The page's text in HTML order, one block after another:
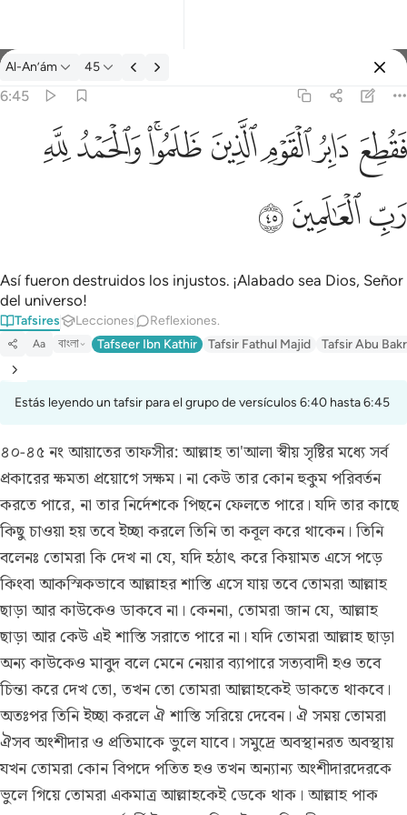
Tafsir: Al-An’ám 6:45
Al-An’ám 45
6:45
فقطع دابر القوم الذين ظلموا والحمد لله رب العالمين ٤٥
ٱلْقَوْمِ ٱلَّذِينَ ظَلَمُوا۟ ۚ وَٱلْحَمْدُ لِلَّهِ رَبِّ ٱلْعَـٰلَمِينَ ٤٥ﱁ ﱂﱃﱄﱅﱆﱇﱈ
ﱉﱊﱋ
Así fueron destruidos los injustos. ¡Alabado sea Dios, Señor
del universo!
Tafsires Lecciones Reflexiones.
Aa বাংলা Tafseer Ibn Kathir Tafsir Fathul Majid Tafsir Abu
Estás leyendo un tafsir para el grupo de versículos 6:40 hasta 6:45
৪০-৪৫ নং আয়াতের তাফসীর:আল্লাহ তা'আলা স্বীয় সৃষ্টির মধ্যে সর্ব
প্রকারের ক্ষমতা প্রয়োগে সক্ষম। না কেউ তার কোন হুকুম পরিবর্তন
করতে পারে, না তার নির্দেশকে পিছনে ফেলতে পারে। যদি তার কাছে
কিছু চাওয়া হয় তবে ইচ্ছা করলে তিনি তা কবূল করে থাকেন। তিনি
বলেনঃ তোমরা কি দেখ না যে, যদি হঠাৎ করে কিয়ামত এসে পড়ে
কিংবা আকস্মিকভাবে আল্লাহর শাস্তি এসে যায় তবে তোমরা আল্লাহ
ছাড়া আর কাউকেও ডাকবে না। কেননা, তোমরা জান যে, আল্লাহ
ছাড়া আর কেউ এই শাস্তি সরাতে পারে না। যদি তোমরা আল্লাহ ছাড়া
অন্য কাউকেও মাবুদ বলে মেনে নেয়ার ব্যাপারে সত্যবাদী হও তবে
চিন্তা করে দেখ তো, তখন তো তোমরা আল্লাহকেই ডাকতে থাকবে।
অতঃপর তিনি ইচ্ছা করলে ঐ শাস্তি সরিয়ে দেবেন। ঐ সময় তোমরা
ঐসব অংশীদার ও প্রতিমাকে ভুলে যাবে। সমুদ্রে অবস্থানরত অবস্থায়
যখন তোমরা কোন বিপদে পতিত হও তখন অন্যান্য অংশীদারদেরকে
ভুলে গিয়ে তোমরা একমাত্র আল্লাহকেই ডেকে থাক। আল্লাহ পাক